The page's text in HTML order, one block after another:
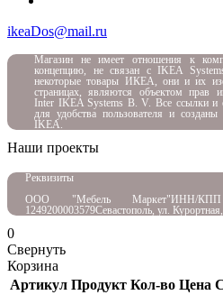
ikeaDos@mail.ru
Магазин не имеет отношения к
концепцию, не связан с
IKEA
некоторые товары ИКЕА, они и их
страницах, являются объектом прав
Inter IKEA Systems B. V. Все ссылки и
для удобства пользователя и
IKEA.
Наши проекты
Реквизиты
ООО "Мебель Маркет"ИНН/КПП
1249200003579Севастополь, ул.
0
Свернуть
Корзина
Артикул Продукт Кол-во Цена